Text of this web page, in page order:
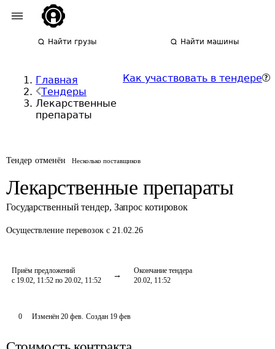
Найти грузы Найти машины
Главная
Тендеры
Лекарственные
препараты
Как участвовать в тендере
Тендер отменён Несколько поставщиков
Лекарственные препараты
Государственный тендер, Запрос котировок
Осуществление перевозок с 21.02.26
Приём предложений
с 19.02, 11:52 по 20.02, 11:52
Окончание тендера
20.02, 11:52
0 Изменён 20 фев. Создан 19 фев